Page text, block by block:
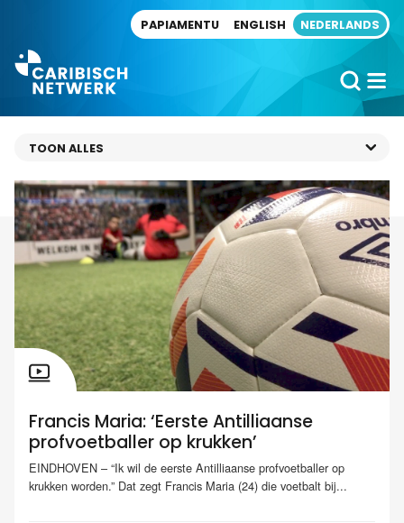
PAPIAMENTU ENGLISH NEDERLANDS
Francis Maria: ‘Eerste Antilliaanse
profvoetballer op krukken’
EINDHOVEN – “Ik wil de eerste Antilliaanse profvoetballer op
krukken worden.” Dat zegt Francis Maria (24) die voetbalt bij...